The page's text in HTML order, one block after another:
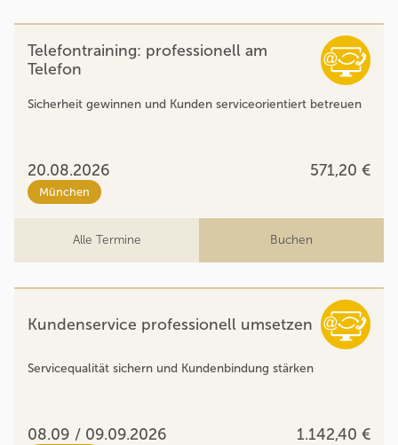
Telefontraining: professionell am
Telefon
Sicherheit gewinnen und Kunden serviceorientiert betreuen
20.08.2026 571,20 €
München
Alle Termine Buchen
Kundenservice professionell umsetzen
Servicequalität sichern und Kundenbindung stärken
08.09 / 09.09.2026 1.142,40 €